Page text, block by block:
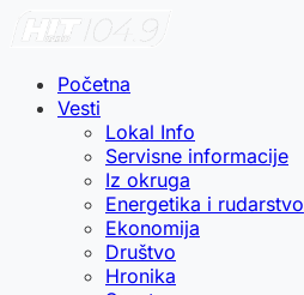
Početna
Vesti
Lokal Info
Servisne informacije
Iz okruga
Energetika i rudarstvo
Ekonomija
Društvo
Hronika